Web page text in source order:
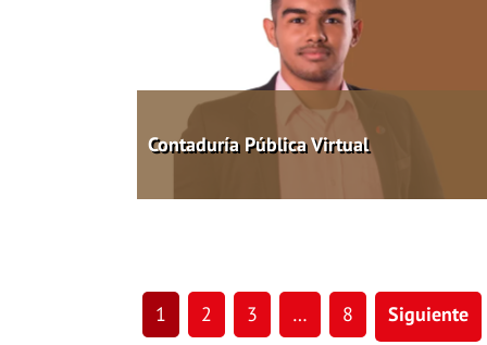
Contaduría Pública Virtual
1 2 3 … 8 Siguiente